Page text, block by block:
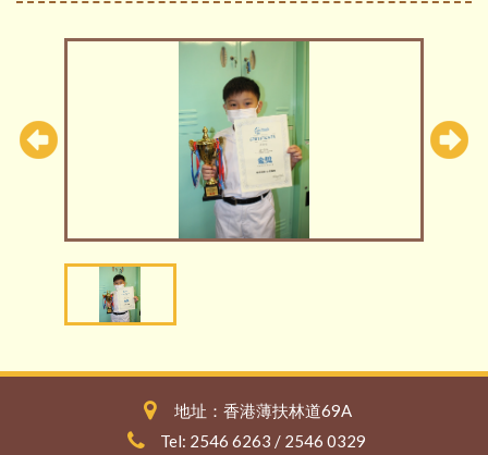
地址：香港薄扶林道69A
Tel: 2546 6263 / 2546 0329